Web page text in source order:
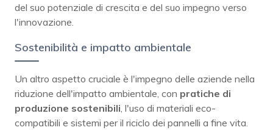
del suo potenziale di crescita e del suo impegno verso
l'innovazione.
Sostenibilità e impatto ambientale
Un altro aspetto cruciale è l'impegno delle aziende nella
riduzione dell'impatto ambientale, con pratiche di
produzione sostenibili , l'uso di materiali eco-
compatibili e sistemi per il riciclo dei pannelli a fine vita.